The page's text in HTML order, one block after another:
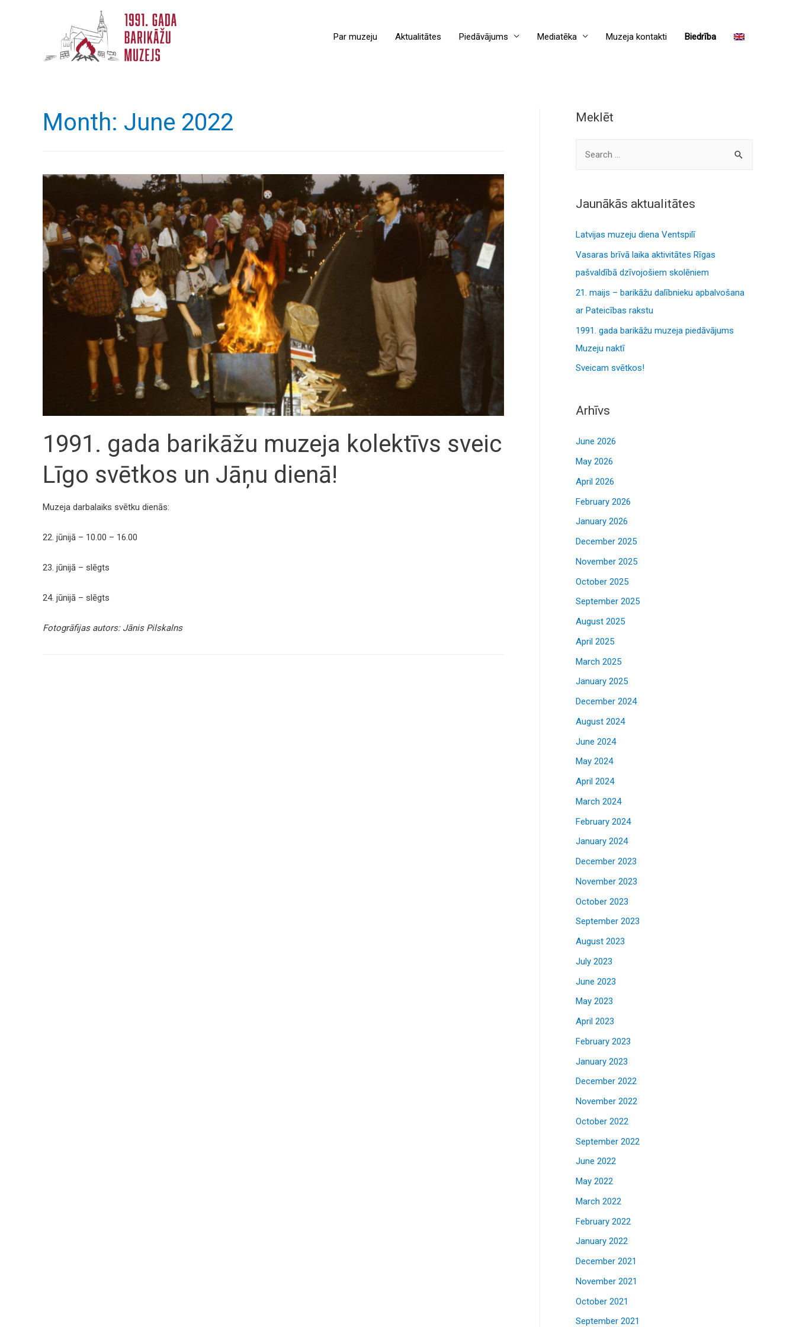
Par muzeju Aktualitātes Piedāvājums Mediatēka Muzeja kontakti Biedrība
Month: June 2022
1991. gada barikāžu muzeja kolektīvs sveic
Līgo svētkos un Jāņu dienā!
Muzeja darbalaiks svētku dienās:
22. jūnijā – 10.00 – 16.00
23. jūnijā – slēgts
24. jūnijā – slēgts
Fotogrāfijas autors: Jānis Pilskalns
Meklēt
h
f
o
r
:
Jaunākās aktualitātes
Latvijas muzeju diena Ventspilī
Vasaras brīvā laika aktivitātes Rīgas
pašvaldībā dzīvojošiem skolēniem
21. maijs – barikāžu dalībnieku apbalvošana
ar Pateicības rakstu
1991. gada barikāžu muzeja piedāvājums
Muzeju naktī
Sveicam svētkos!
Arhīvs
June 2026
May 2026
April 2026
February 2026
January 2026
December 2025
November 2025
October 2025
September 2025
August 2025
April 2025
March 2025
January 2025
December 2024
August 2024
June 2024
May 2024
April 2024
March 2024
February 2024
January 2024
December 2023
November 2023
October 2023
September 2023
August 2023
July 2023
June 2023
May 2023
April 2023
February 2023
January 2023
December 2022
November 2022
October 2022
September 2022
June 2022
May 2022
March 2022
February 2022
January 2022
December 2021
November 2021
October 2021
September 2021